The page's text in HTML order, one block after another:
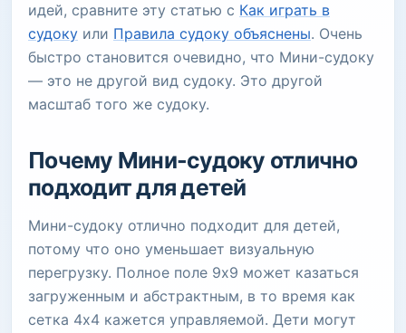
идей, сравните эту статью с Как играть в
судоку или Правила судоку объяснены. Очень
быстро становится очевидно, что Мини-судоку
— это не другой вид судоку. Это другой
масштаб того же судоку.
Почему Мини-судоку отлично
подходит для детей
Мини-судоку отлично подходит для детей,
потому что оно уменьшает визуальную
перегрузку. Полное поле 9x9 может казаться
загруженным и абстрактным, в то время как
сетка 4x4 кажется управляемой. Дети могут